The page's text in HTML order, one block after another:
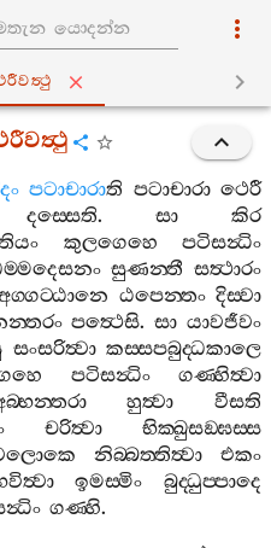
පටාචාරාති පටාචාරා ථෙරී
දස‍්සෙති. සා
කිර
කුලගෙහෙ
පටිසන්‍ධිං
සුණන‍්තී සත්‍ථාරං
ඨපෙන‍්තං දිස‍්වා
පත්‍ථෙසි.සා යාවජීවං
සංසරිත්‍වා කස‍්සපබුද‍්ධකාලෙ
පටිසන්‍ධිං
ගණ‍්හිත්‍වා
හුත්‍වා
වීසති
චරිත්‍වා
භික‍්ඛුසඞ‍්ඝස‍්ස
නිබ‍්බත‍්තිත්‍වා
එකං
ඉමස‍්මිං
බුද‍්ධුප‍්පාදෙ
ගණ‍්හි.